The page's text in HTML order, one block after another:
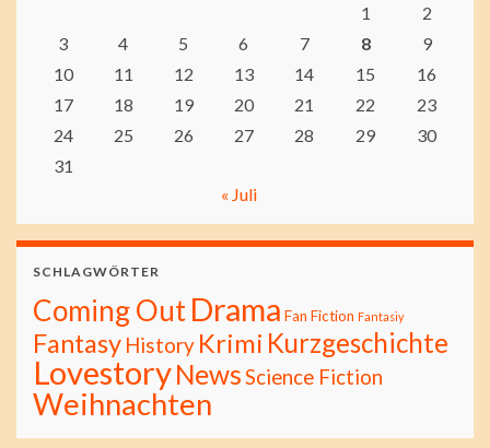
1
2
3
4 5 6 7 8
9
10
11 12 13 14 15
16
17
18 19 20 21 22
23
24
25 26 27 28 29
30
31
« Juli
SCHLAGWÖRTER
Coming OutDrama Fan Fiction Fantasiy
Fantasy History Krimi Kurzgeschichte
LovestoryNewsScience Fiction
Weihnachten